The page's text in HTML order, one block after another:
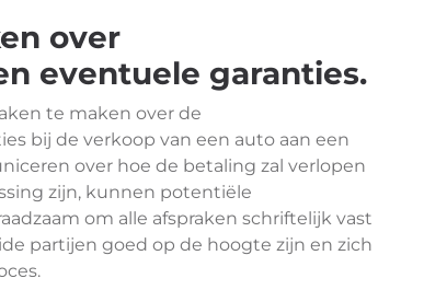
over
eventuele garanties.
te maken over de
bij de verkoop van een auto aan een
over hoe de betaling zal verlopen
zijn, kunnen potentiële
om alle afspraken schriftelijk vast
partijen goed op de hoogte zijn en zich